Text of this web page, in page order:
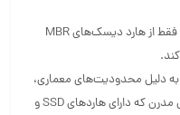
فقط از هارد دیسک‌های MBR
به دلیل محدودیت‌های معماری،
BIOS نمی‌تواند به خوبی با سیستم‌های مدرن که دارای هاردهای SSD و